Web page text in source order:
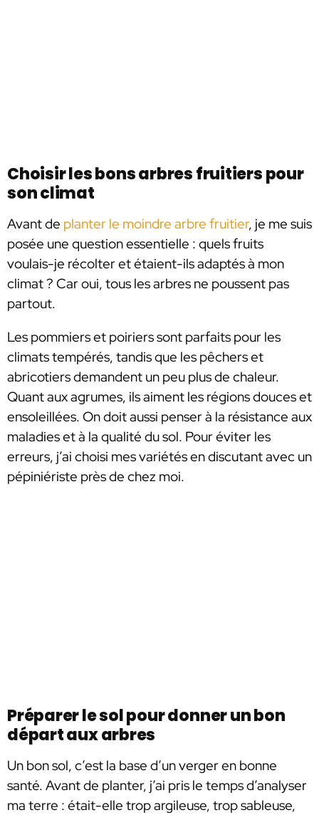
Choisir les bons arbres fruitiers pour
son climat
Avant de planter le moindre arbre fruitier, je me suis
posée une question essentielle : quels fruits
voulais-je récolter et étaient-ils adaptés à mon
climat ? Car oui, tous les arbres ne poussent pas
partout.
Les pommiers et poiriers sont parfaits pour les
climats tempérés, tandis que les pêchers et
abricotiers demandent un peu plus de chaleur.
Quant aux agrumes, ils aiment les régions douces et
ensoleillées. On doit aussi penser à la résistance aux
maladies et à la qualité du sol. Pour éviter les
erreurs, j’ai choisi mes variétés en discutant avec un
pépiniériste près de chez moi.
Préparer le sol pour donner un bon
départ aux arbres
Un bon sol, c’est la base d’un verger en bonne
santé. Avant de planter, j’ai pris le temps d’analyser
ma terre : était-elle trop argileuse, trop sableuse,